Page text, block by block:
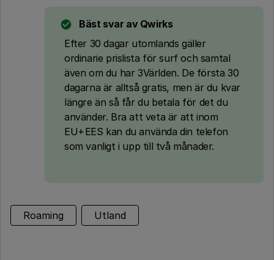
Bäst svar av Qwirks
Efter 30 dagar utomlands gäller
ordinarie prislista för surf och samtal
även om du har 3Världen. De första 30
dagarna är alltså gratis, men är du kvar
längre än så får du betala för det du
använder. Bra att veta är att inom
EU+EES kan du använda din telefon
som vanligt i upp till två månader.
Roaming Utland